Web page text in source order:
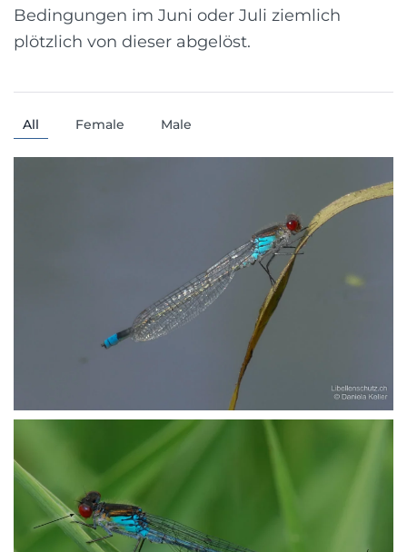
Bedingungen im Juni oder Juli ziemlich
plötzlich von dieser abgelöst.
All Female Male